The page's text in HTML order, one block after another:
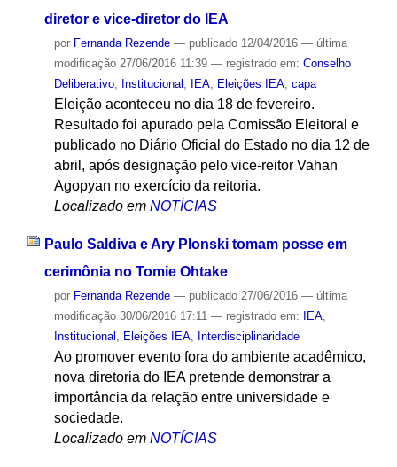
diretor e vice-diretor do IEA
por Fernanda Rezende — publicado12/04/2016 — última
modificação27/06/2016 11:39 — registrado em: Conselho
Deliberativo, Institucional IEA, Eleições IEA, capa
Eleição aconteceu no dia 18 de fevereiro.
Resultado foi apurado pela Comissão Eleitoral e
publicado no Diário Oficial do Estado no dia 12 de
abril, após designação pelo vice-reitor Vahan
Agopyan no exercício da reitoria.
Localizado em NOTÍCIAS
Paulo Saldiva e Ary Plonski tomam posse em
cerimônia no Tomie Ohtake
por Fernanda Rezende — publicado27/06/2016 — última
modificação30/06/2016 17:11 — registrado em: IEA,
Institucional
Eleições IEA, Interdisciplinaridade
Ao promover evento fora do ambiente acadêmico,
nova diretoria do IEA pretende demonstrar a
importância da relação entre universidade e
sociedade.
Localizado em NOTÍCIAS